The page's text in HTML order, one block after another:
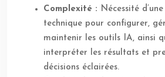
Complexité : Nécessité
technique pour configurer,
maintenir les outils IA, ainsi
interpréter les résultats et
décisions éclairées.